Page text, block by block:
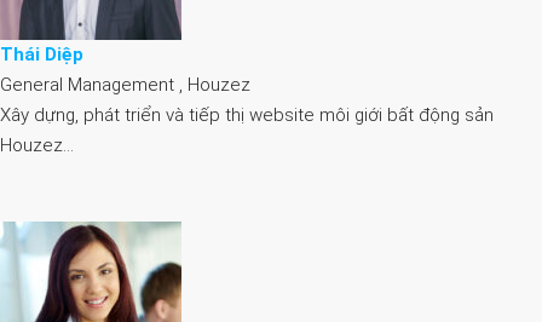
Thái Diệp
General Management , Houzez
Xây dựng, phát triển và tiếp thị website môi giới bất động sản
Houzez…